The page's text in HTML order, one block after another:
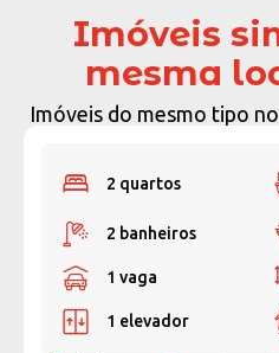
Imóveis
mesma
Imóveis do mesmo tipo
2 quartos
2 banheiros
1 vaga
1 elevador